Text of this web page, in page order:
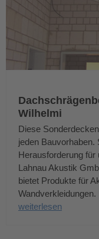
Wilhelmi
Diese
jeden Bauvorhaben.
Herausforderung für
Lahnau Akustik
bietet Produkte für
Wandverkleidungen.
weiterlesen